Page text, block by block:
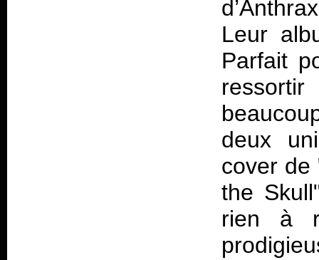
Leur
Parfait
deux
cover de
the
rien à